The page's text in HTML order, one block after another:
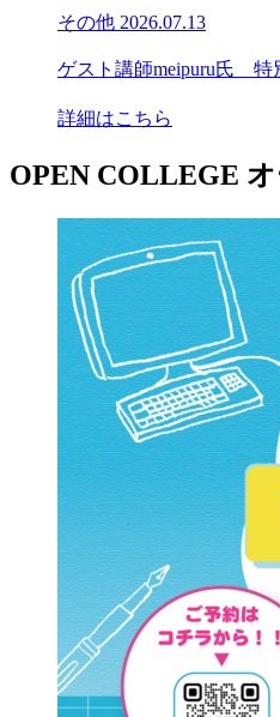
その他 2026.07.13
ゲスト講師meipuru氏 特
詳細はこちら
OPEN COLLEGE